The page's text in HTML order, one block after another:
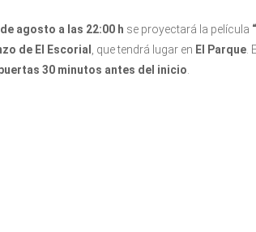
agosto a las 22:00 h se proyectará la película
de El Escorial
, que tendrá lugar en El Parque.
30 minutos antes del inicio